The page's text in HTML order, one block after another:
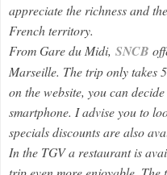
appreciate the richness and
French territory.
From Gare du Midi, SNCB
Marseille. The trip only takes
on the website, you can
smartphone. I advise you to
specials discounts are also
In the TGV a restaurant is